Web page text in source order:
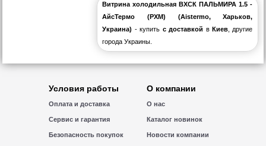
Витрина холодильная ВХСК ПАЛЬМИРА 1.5 -
АйсТермо (РХМ) (Aistermo, Харьков,
Украина) - купить с доставкой в Киев, другие
города Украины.
Условия работы
Оплата и доставка
Сервис и гарантия
Безопасность покупок
О компании
О нас
Каталог новинок
Новости компании